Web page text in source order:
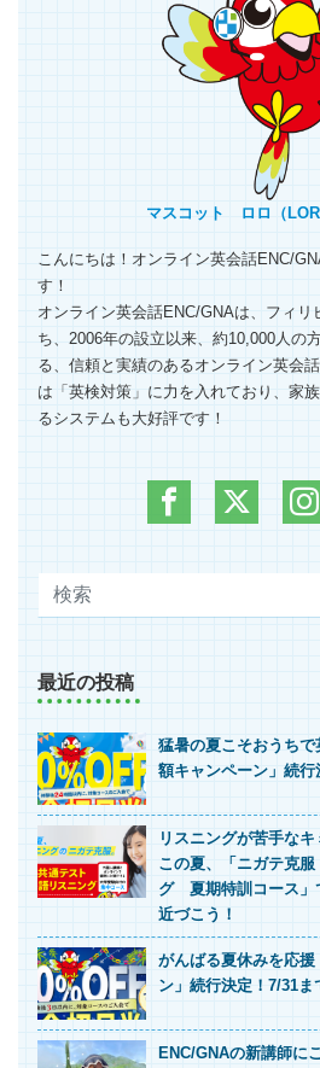
マスコット ロロ（
こんにちは！オンライン英会話ENC/
す！
オンライン英会話ENC/GNAは、フィ
ち、2006年の設立以来、約10,000人の
る、信頼と実績のあるオンライン英会
は「英検対策」に力を入れており、家
るシステムも大好評です！
最近の投稿
猛暑の夏こそおうち
額キャンペーン」続行
リスニングが苦手なキ
この夏、「ニガテ克
グ 夏期特訓コース」
近づこう！
がんばる夏休みを応
ン」続行決定！7/31ま
ENC/GNAの新講師に